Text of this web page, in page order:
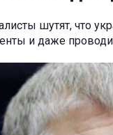
шутят, что
и даже